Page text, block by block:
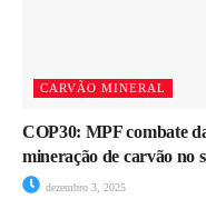
CARVÃO MINERAL
COP30: MPF combate
mineração de carvão no
dezembro 3, 2025